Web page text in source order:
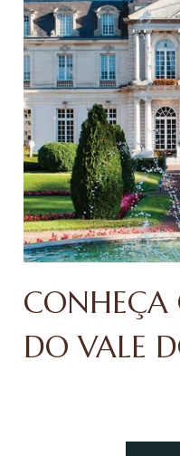
CONHEÇA
DO VALE